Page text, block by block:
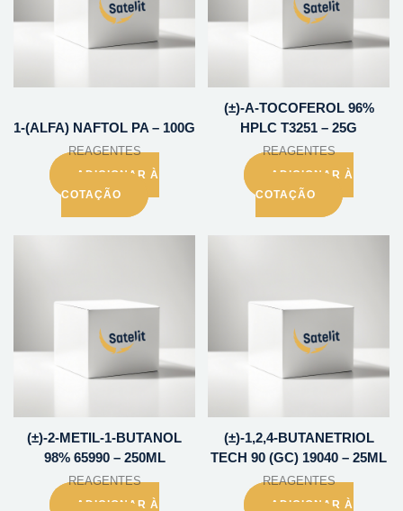
1-(ALFA) NAFTOL PA – 100G
REAGENTES
ADICIONAR À
COTAÇÃO
(±)-A-TOCOFEROL 96%
HPLC T3251 – 25G
REAGENTES
ADICIONAR À
COTAÇÃO
(±)-2-METIL-1-BUTANOL
98% 65990 – 250ML
REAGENTES
ADICIONAR À
(±)-1,2,4-BUTANETRIOL
TECH 90 (GC) 19040 – 25ML
REAGENTES
ADICIONAR À